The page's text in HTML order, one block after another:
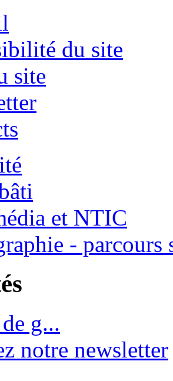
du site
site
et NTIC
- parcours
g...
notre newsletter